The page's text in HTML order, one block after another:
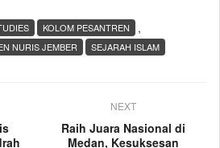
,
KOLOM PESANTREN
NURIS JEMBER SEJARAH ISLAM
NEXT
Raih Juara Nasional di
Medan, Kesuksesan